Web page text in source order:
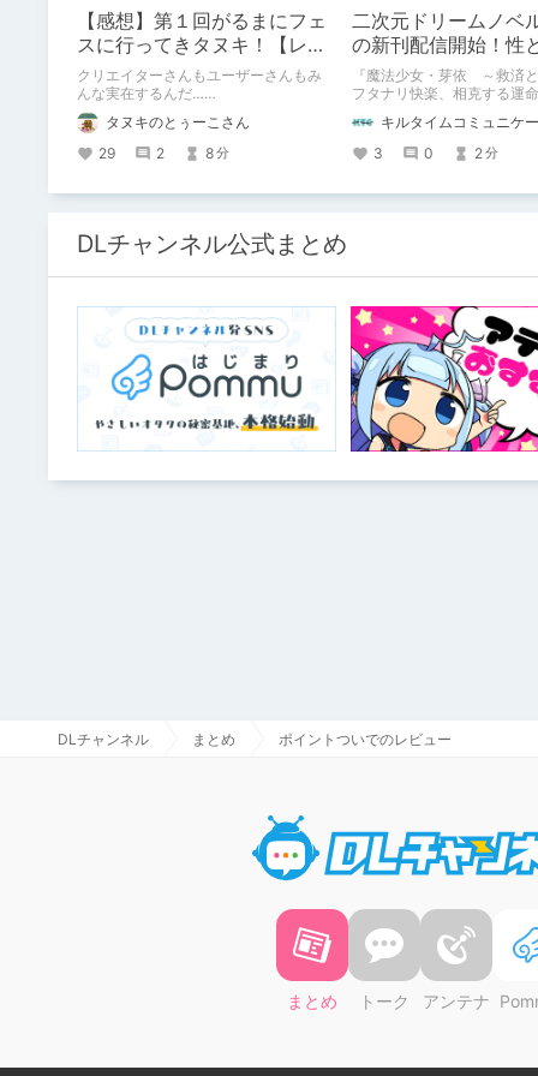
【感想】第１回がるまにフェ
スに行ってきタヌキ！【レ
ポ】
クリエイターさんもユーザーさんもみ
んな実在するんだ……
タヌキのとぅーこさん
29
2 8分
二次元ドリームノベ
の新刊配信開始！性
巻く、ファンタジー
開幕！
『魔法少女・芽依 ～救済
フタナリ快楽、相克する運
鳩春 一気に上・下巻が同時
3
0 2分
DLチャンネル公式まとめ
DLチャンネル まとめ ポイントついでのレビュー
まとめ トーク アンテナ